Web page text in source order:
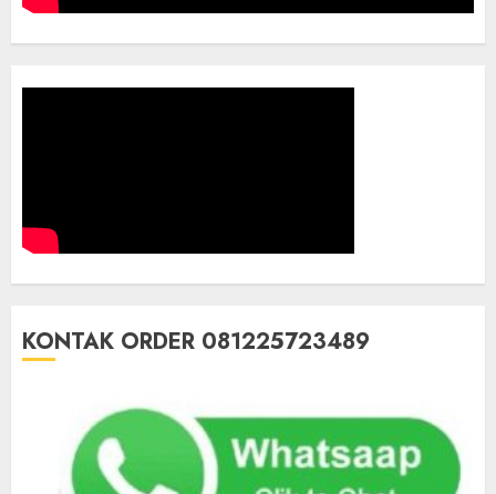
KONTAK ORDER 081225723489